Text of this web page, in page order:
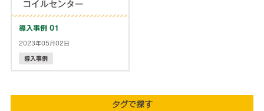
導入事例 01
2023年05月02日
導入事例
タグで探す